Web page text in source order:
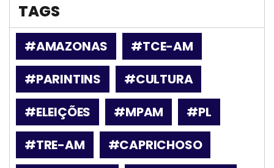
TAGS
#AMAZONAS
#TCE-AM
#PARINTINS
#CULTURA
#ELEIÇÕES
#MPAM
#PL
#TRE-AM
#CAPRICHOSO